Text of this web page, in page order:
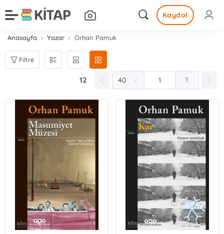
Kaydol
Anasayfa Yazar Orhan Pamuk
Filtre
12 1